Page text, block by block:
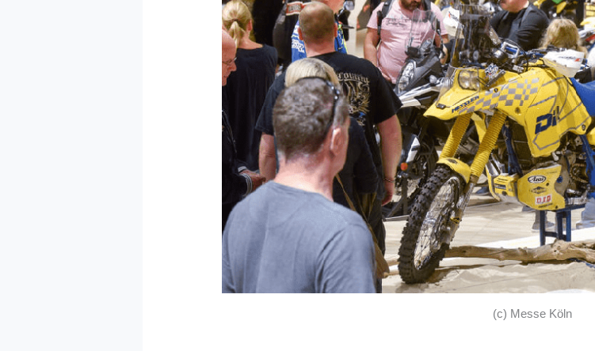
(c) Messe Köln